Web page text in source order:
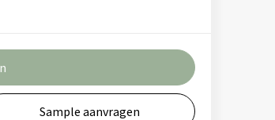
Sample aanvragen